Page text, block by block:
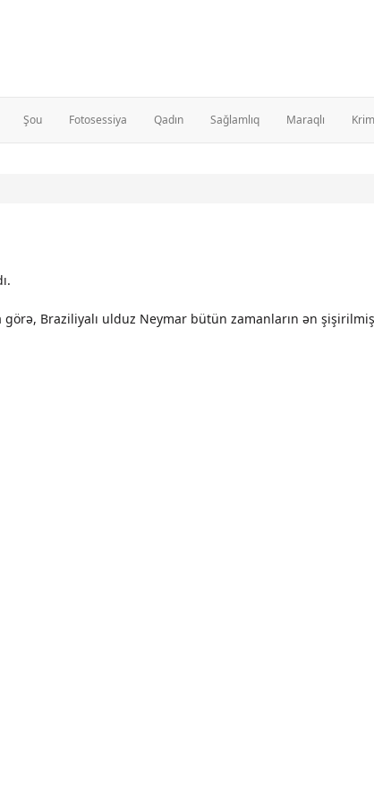
Şou Fotosessiya Qadın Sağlamlıq Maraqlı
Braziliyalı ulduz Neymar bütün zamanların ən